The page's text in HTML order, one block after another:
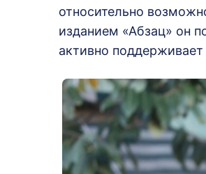
относительно
изданием «Абзац» он
активно